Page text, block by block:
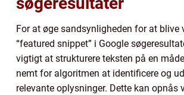
For at øge sandsynligheden for at blive
“featured snippet” i Google
vigtigt at strukturere teksten på en
nemt for algoritmen at identificere og
relevante oplysninger. Dette kan opnås